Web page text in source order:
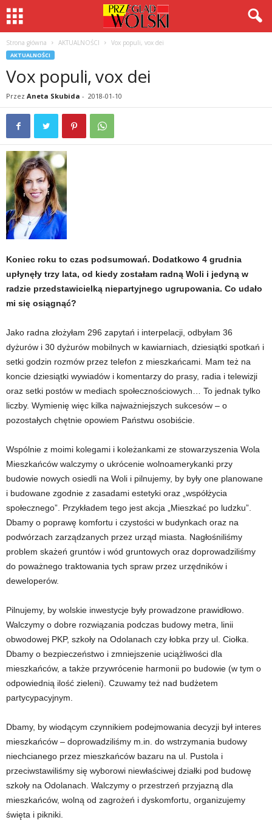
Strona główna AKTUALNOŚCI Vox populi, vox dei
AKTUALNOŚCI
Vox populi, vox dei
Przez Aneta Skubida - 2018-01-10
Koniec roku to czas podsumowań. Dodatkowo 4 grudnia
upłynęły trzy lata, od kiedy zostałam radną Woli i jedyną w
radzie przedstawicielką niepartyjnego ugrupowania. Co udało
mi się osiągnąć?
Jako radna złożyłam 296 zapytań i interpelacji, odbyłam 36
dyżurów i 30 dyżurów mobilnych w kawiarniach, dziesiątki spotkań i
setki godzin rozmów przez telefon z mieszkańcami. Mam też na
koncie dziesiątki wywiadów i komentarzy do prasy, radia i telewizji
oraz setki postów w mediach społecznościowych… To jednak tylko
liczby. Wymienię więc kilka najważniejszych sukcesów – o
pozostałych chętnie opowiem Państwu osobiście.
Wspólnie z moimi kolegami i koleżankami ze stowarzyszenia Wola
Mieszkańców walczymy o ukrócenie wolnoamerykanki przy
budowie nowych osiedli na Woli i pilnujemy, by były one planowane
i budowane zgodnie z zasadami estetyki oraz „współżycia
społecznego”. Przykładem tego jest akcja „Mieszkać po ludzku”.
Dbamy o poprawę komfortu i czystości w budynkach oraz na
podwórzach zarządzanych przez urząd miasta. Nagłośniliśmy
problem skażeń gruntów i wód gruntowych oraz doprowadziliśmy
do poważnego traktowania tych spraw przez urzędników i
deweloperów.
Pilnujemy, by wolskie inwestycje były prowadzone prawidłowo.
Walczymy o dobre rozwiązania podczas budowy metra, linii
obwodowej PKP, szkoły na Odolanach czy łobka przy ul. Ciołka.
Dbamy o bezpieczeństwo i zmniejszenie uciążliwości dla
mieszkańców, a także przywrócenie harmonii po budowie (w tym o
odpowiednią ilość zieleni). Czuwamy też nad budżetem
partycypacyjnym.
Dbamy, by wiodącym czynnikiem podejmowania decyzji był interes
mieszkańców – doprowadziliśmy m.in. do wstrzymania budowy
niechcianego przez mieszkańców bazaru na ul. Pustola i
przeciwstawiliśmy się wyborowi niewłaściwej działki pod budowę
szkoły na Odolanach. Walczymy o przestrzeń przyjazną dla
mieszkańców, wolną od zagrożeń i dyskomfortu, organizujemy
święta i pikniki.